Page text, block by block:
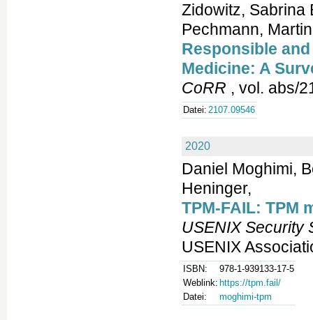
Zidowitz, Sabrina
Pechmann,
Responsible
Medicine: A
CoRR , vol. abs/
Datei: 2107.09546
2020
Daniel Moghimi,
Heninger,
TPM-FAIL: TPM
USENIX Security
USENIX
ISBN:
978-1-939133-17-5
Weblink: https://tpm.fail/
Datei:
moghimi-tpm